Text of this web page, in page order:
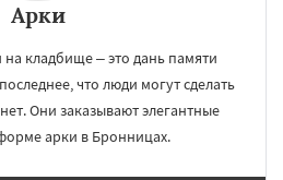
Арки
кладбище – это дань памяти
что люди могут сделать
Они заказывают элегантные
арки в Бронницах.